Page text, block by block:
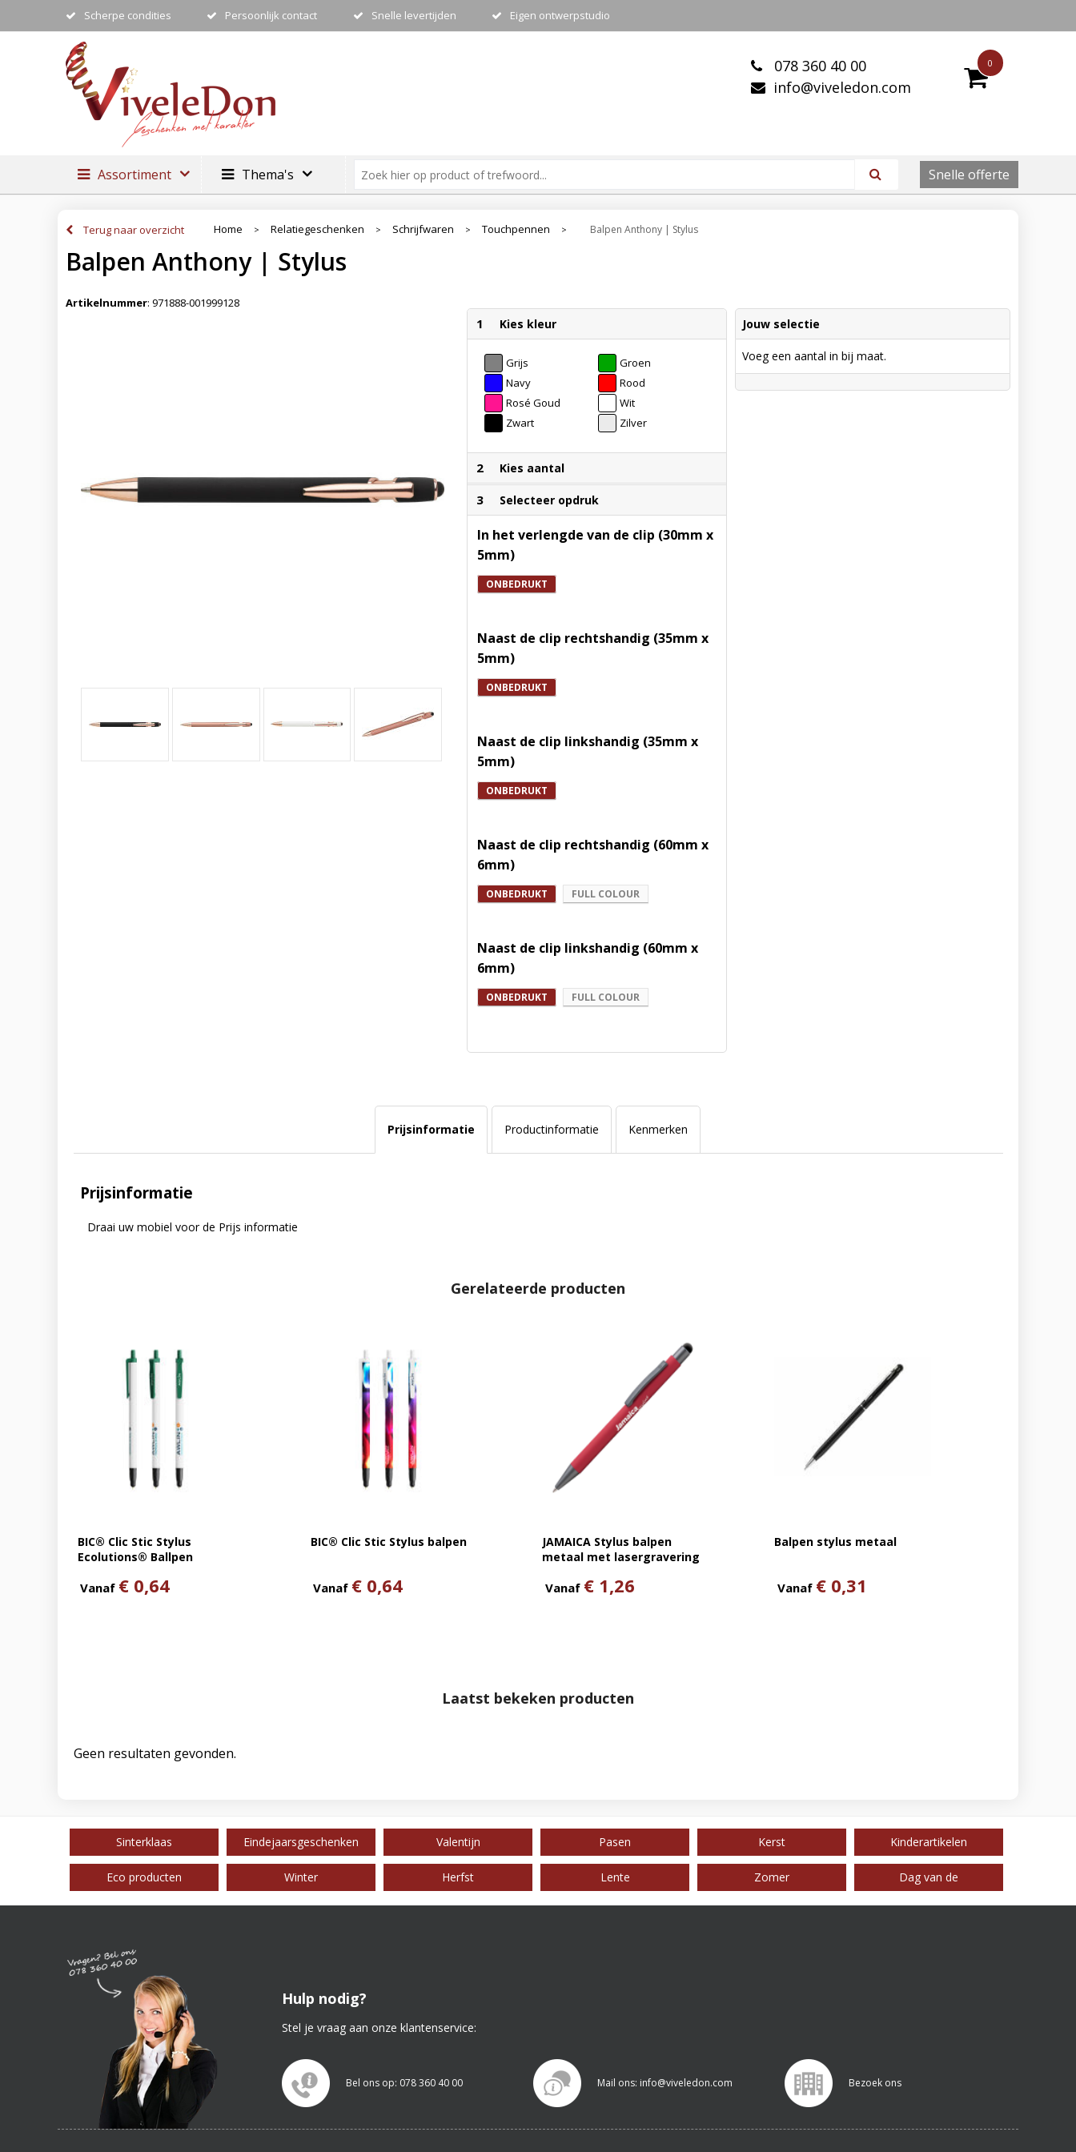
Scherpe condities Persoonlijk contact Snelle levertijden Eigen ontwerpstudio
0
078 360 40 00
info@viveledon.com
Assortiment Thema's Snelle offerte
Terug naar overzicht Home > Relatiegeschenken > Schrijfwaren > Touchpennen > Balpen Anthony | Stylus
Balpen Anthony | Stylus
Artikelnummer: 971888-001999128
1 Kies kleur
Grijs
Groen
Navy
Rood
Rosé Goud
Wit
Zwart
Zilver
2 Kies aantal
3 Selecteer opdruk
In het verlengde van de clip (30mm x
5mm)
ONBEDRUKT
Naast de clip rechtshandig (35mm x
5mm)
ONBEDRUKT
Naast de clip linkshandig (35mm x
5mm)
ONBEDRUKT
Naast de clip rechtshandig (60mm x
6mm)
ONBEDRUKT FULL COLOUR
Naast de clip linkshandig (60mm x
6mm)
ONBEDRUKT FULL COLOUR
Jouw selectie
Voeg een aantal in bij maat.
Prijsinformatie Productinformatie Kenmerken
Prijsinformatie
Draai uw mobiel voor de Prijs informatie
Gerelateerde producten
BIC® Clic Stic Stylus
Ecolutions® Ballpen
Vanaf € 0,64
BIC® Clic Stic Stylus balpen
Vanaf € 0,64
JAMAICA Stylus balpen
metaal met lasergravering
Vanaf € 1,26
Balpen stylus metaal
Vanaf € 0,31
Laatst bekeken producten
Geen resultaten gevonden.
Sinterklaas Eindejaarsgeschenken Valentijn Pasen Kerst Kinderartikelen
Eco producten Winter Herfst Lente Zomer Dag van de
Hulp nodig?
Stel je vraag aan onze klantenservice:
Bel ons op: 078 360 40 00 Mail ons: info@viveledon.com Bezoek ons